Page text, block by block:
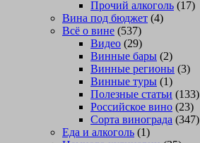
Прочий алкоголь (17)
Вина под бюджет (4)
Всё о вине (537)
Видео (29)
Винные бары (2)
Винные регионы (3)
Винные туры (1)
Полезные статьи (133)
Российское вино (23)
Сорта винограда (347)
Еда и алкоголь (1)